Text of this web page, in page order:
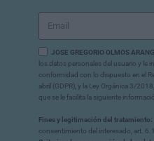
JOSE GREGORIO OLMOS
los datos personales del usuario y le
conformidad con lo dispuesto en el
abril (GDPR), y la Ley Orgánica 3/
que se le facilita la siguiente
Fines y legitimación del tratamiento:
consentimiento del interesado, art.